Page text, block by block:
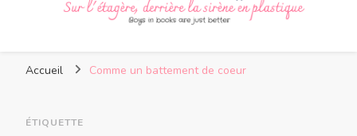
sirène en plastique
Accueil Comme un battement de coeur
ÉTIQUETTE